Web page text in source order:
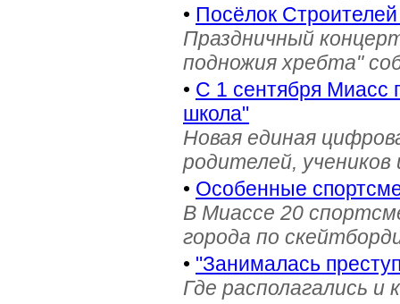
• Посёлок
Праздничный
подножия хребта"
• С 1 сентября Миасс
школа"
Новая единая
родителей, учеников
• Особенные
В Миассе 20
города по
• "Занималась
Где располагались и